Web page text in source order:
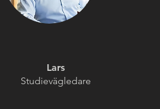
Lars
Studievägledare